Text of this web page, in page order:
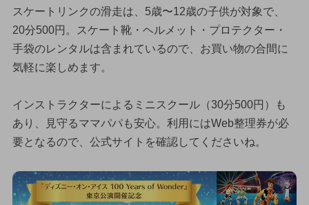
スケートリンクの滑走は、5歳〜12歳の子供が対象で、
20分500円。スケート靴・ヘルメット・プロテクター・
手袋のレンタルは含まれているので、お買い物の合間に
気軽に楽しめます。
インストラクターによるミニスクール（30分500円）も
あり、見守るママパパも安心。利用にはWeb整理券が必
要となるので、公式サイトを確認してくださいね。